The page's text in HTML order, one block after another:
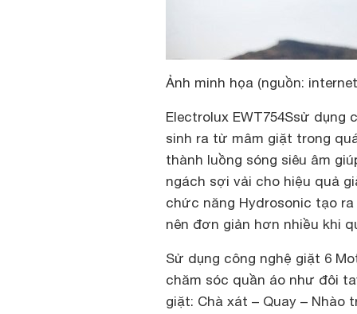
Ảnh minh họa (nguồn:
Electrolux EWT754Ssử
sinh ra từ mâm giặt trong
thành luồng sóng siêu âm
ngách sợi vải cho hiệu quả
chức năng Hydrosonic tạo
nên đơn giản hơn nhiều khi
Sử dụng công nghệ giặt 6
chăm sóc quần áo như đôi
giặt: Chà xát – Quay –